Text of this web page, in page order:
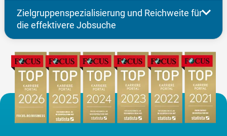
Zielgruppenspezialisierung und Reichweite für
die effektivere Jobsuche